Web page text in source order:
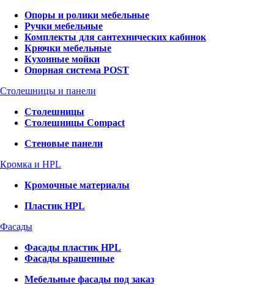
Опоры и ролики мебельные
Ручки мебельные
Комплекты для сантехнических кабинок
Крючки мебельные
Кухонные мойки
Опорная система POST
Столешницы и панели
Столешницы
Столешницы Compact
Стеновые панели
Кромка и HPL
Кромочные материалы
Пластик HPL
Фасады
Фасады пластик HPL
Фасады крашенные
Мебельные фасады под заказ